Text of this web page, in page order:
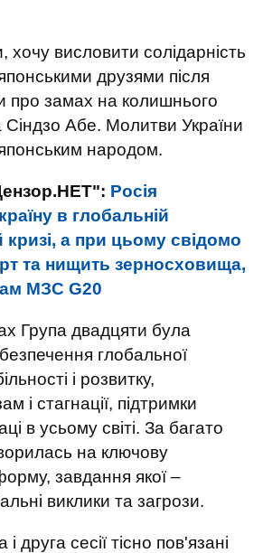
висловити солідарність
друзями після
про замах на колишнього
Сіндзо Абе. Молитви України
народом.
Росія
в глобальній
кризі, а при цьому свідомо
та нищить зерносховища,
МЗС G20
Група двадцяти була
глобальної
і розвитку,
і стагнації, підтримки
в усьому світі. За багато
на ключову
завдання якої –
виклики та загрози.
друга сесії тісно пов'язані